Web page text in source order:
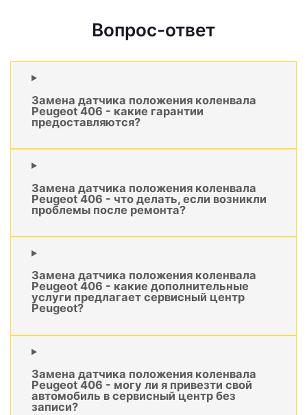
Вопрос-ответ
Замена датчика положения коленвала
Peugeot 406 - какие гарантии
предоставляются?
Замена датчика положения коленвала
Peugeot 406 - что делать, если возникли
проблемы после ремонта?
Замена датчика положения коленвала
Peugeot 406 - какие дополнительные
услуги предлагает сервисный центр
Peugeot?
Замена датчика положения коленвала
Peugeot 406 - могу ли я привезти свой
автомобиль в сервисный центр без
записи?